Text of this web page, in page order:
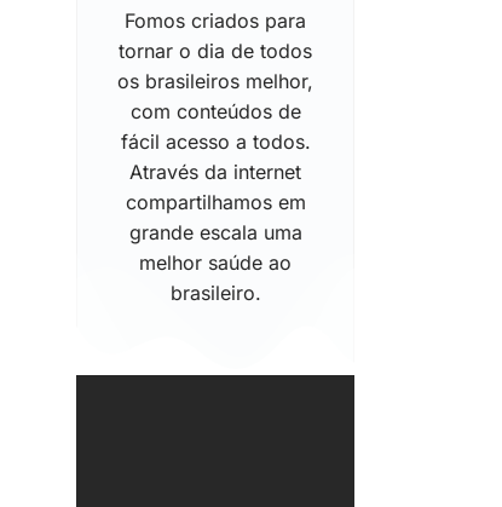
Fomos criados para
tornar o dia de todos
os brasileiros melhor,
com conteúdos de
fácil acesso a todos.
Através da internet
compartilhamos em
grande escala uma
melhor saúde ao
brasileiro.